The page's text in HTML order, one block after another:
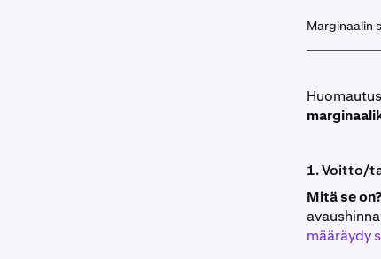
Marginaalin
1. Voitto/
Mitä se on?
määräydy